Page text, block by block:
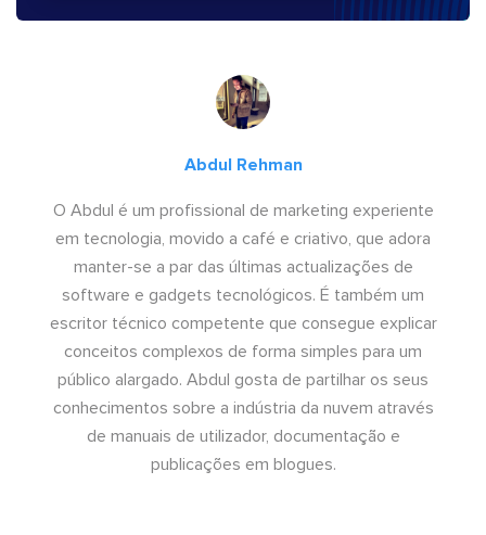
Abdul Rehman
O Abdul é um profissional de marketing experiente
em tecnologia, movido a café e criativo, que adora
manter-se a par das últimas actualizações de
software e gadgets tecnológicos. É também um
escritor técnico competente que consegue explicar
conceitos complexos de forma simples para um
público alargado. Abdul gosta de partilhar os seus
conhecimentos sobre a indústria da nuvem através
de manuais de utilizador, documentação e
publicações em blogues.